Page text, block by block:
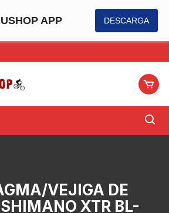
APP DESCARGA
VEJIGA DE
XTR BL-